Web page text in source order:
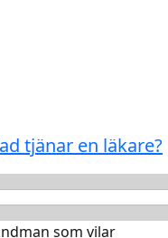
tjänar en läkare?